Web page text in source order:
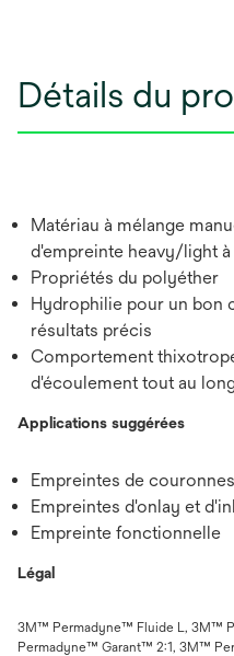
Détails du
Matériau à mélange
d'empreinte heavy/light à
Propriétés du polyéther
Hydrophilie pour un bon
résultats précis
Comportement
d'écoulement tout au
Applications suggérées
Empreintes de
Empreintes d'onlay et
Empreinte fonctionnelle
Légal
3M™ Permadyne™ Fluide L, 3M™
Permadyne™ Garant™ 2:1, 3M™